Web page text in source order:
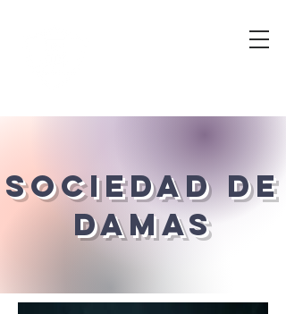
sociedad de
damas